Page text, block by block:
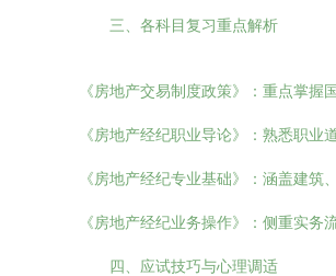
三、各科目复习重点解析
《房地产交易制度政策》：重点掌
《房地产经纪职业导论》：熟悉职业
《房地产经纪专业基础》：涵盖建筑
《房地产经纪业务操作》：侧重实
四、应试技巧与心理调适